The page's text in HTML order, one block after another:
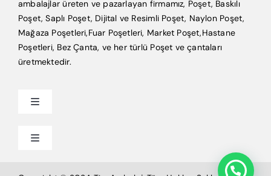
ambalajlar üreten ve pazarlayan firmamız, Poşet, Baskılı
Poşet, Saplı Poşet, Dijital ve Resimli Poşet, Naylon Poşet,
Mağaza Poşetleri,Fuar Poşetleri, Market Poşet,Hastane
Poşetleri, Bez Çanta, ve her türlü Poşet ve çantaları
üretmektedir.
Toggle
Anasayfa
Tim Ambalaj
Toggle